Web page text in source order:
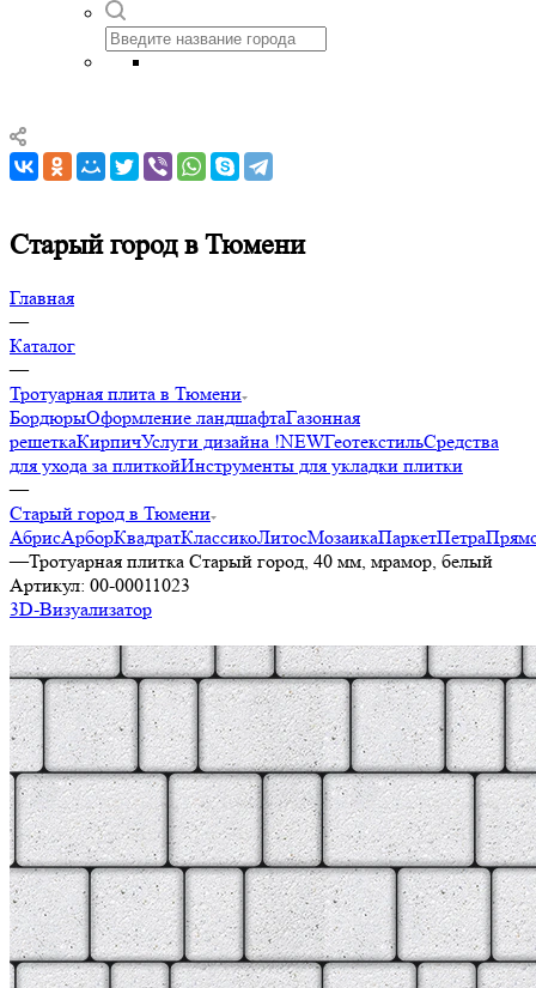
Старый город в Тюмени
Главная
—
Каталог
—
Тротуарная плита в Тюмени
БордюрыОформление ландшафтаГазонная
решеткаКирпичУслуги дизайна !NEWГеотекстильСредства
для ухода за плиткойИнструменты для укладки плитки
—
Старый город в Тюмени
АбрисАрборКвадратКлассикоЛитосМозаикаПаркетПетра
—Тротуарная плитка Старый город, 40 мм, мрамор, белый
Артикул: 00-00011023
3D-Визуализатор